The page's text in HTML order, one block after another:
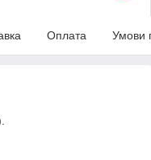
Оплата Умови